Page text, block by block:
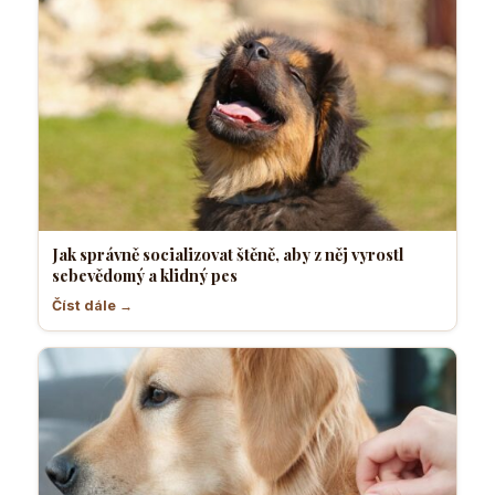
Jak správně socializovat štěně, aby z něj vyrostl
sebevědomý a klidný pes
Číst dále →